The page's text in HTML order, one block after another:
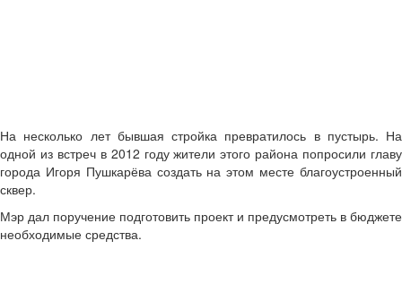
На несколько лет бывшая стройка превратилось в пустырь. На
одной из встреч в 2012 году жители этого района попросили главу
города Игоря Пушкарёва создать на этом месте благоустроенный
сквер.
Мэр дал поручение подготовить проект и предусмотреть в бюджете
необходимые средства.